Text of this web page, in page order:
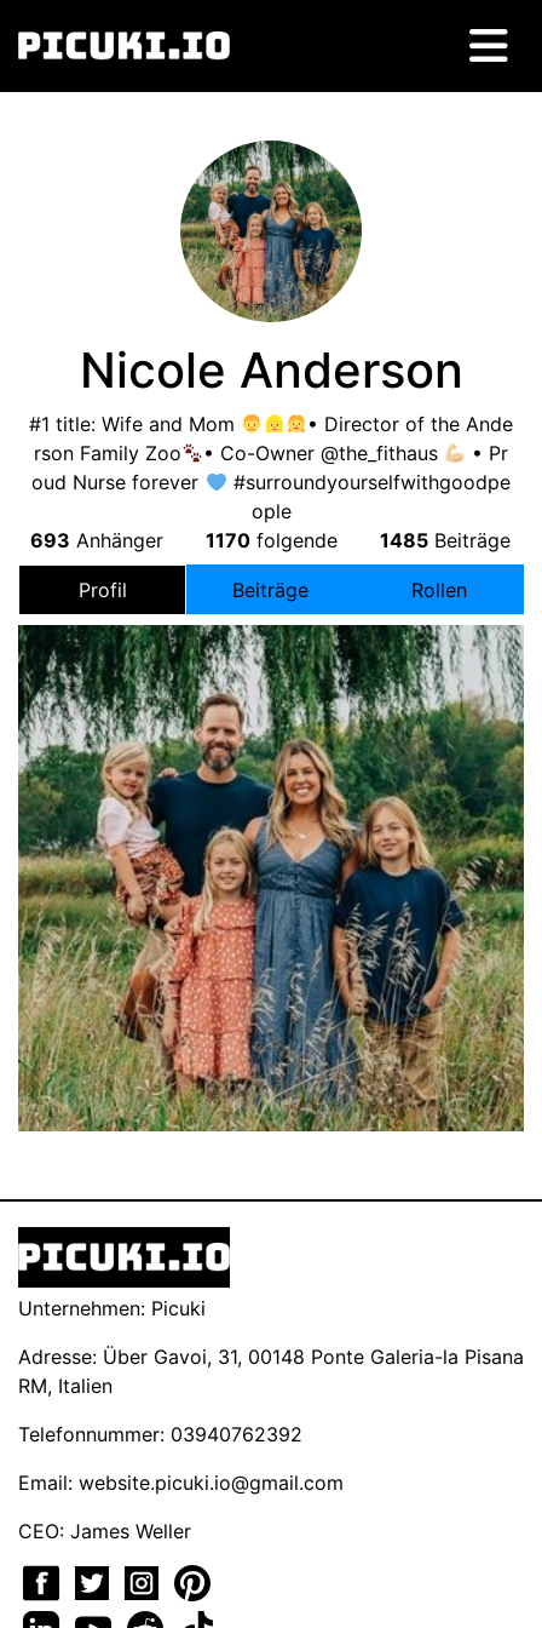
Nicole Anderson
#1title:Wife and Mom
• Director of the Ande
rson Family Zoo
• Co-Owner @the_fithaus
• Pr
oud Nurse forever
#surroundyourselfwithgoodpe
ople
693 Anhänger 1170folgende 1485 Beiträge
Profil Beiträge Rollen
Unternehmen: Picuki
Adresse: Über Gavoi, 31, 00148 Ponte Galeria-la Pisana
RM, Italien
Telefonnummer: 03940762392
Email: website.picuki.io@gmail.com
CEO: James Weller